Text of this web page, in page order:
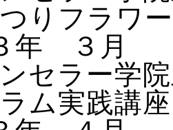
つりフラワ
年 ３月
セラー学
ラム実践講